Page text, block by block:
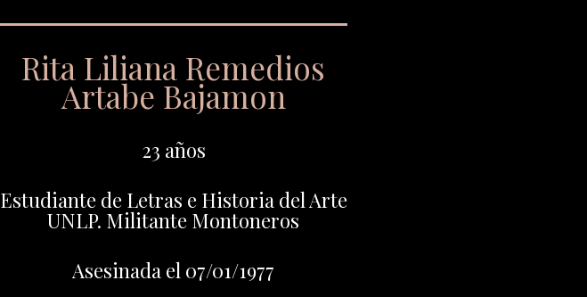
Rita Liliana Remedios
Artabe Bajamon
23 años
Estudiante de Letras e Historia del Arte
UNLP. Militante Montoneros
Asesinada el 07/01/1977